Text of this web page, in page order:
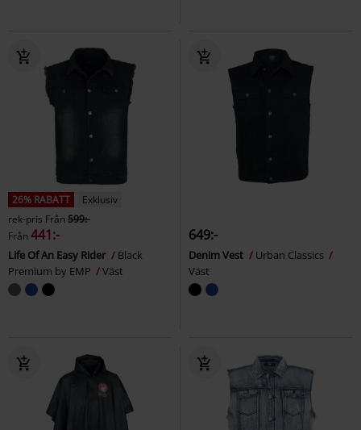
26% RABATT
Exklusiv
rek-pris Från599:-
Från441:-
Life Of An Easy Rider
Black
Premium by EMP
Väst
649:-
Denim Vest
Urban Classics
Väst